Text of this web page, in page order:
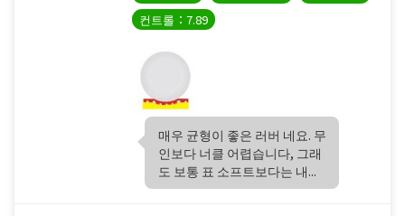
컨트롤：7.89
매우 균형이 좋은 러버 네요. 무
인보다 너클 어렵습니다, 그래
도 보통 표 소프트보다는 내...